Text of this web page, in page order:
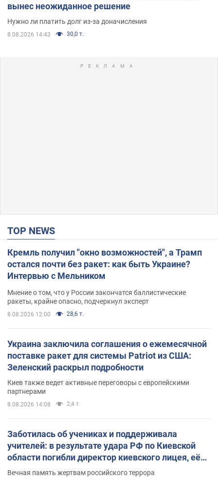
вынес неожиданное решение
Нужно ли платить долг из-за доначисления
8.08.2026 14:43 30,0 т.
TOP NEWS
Кремль получил "окно возможностей", а Трамп
остался почти без ракет: как быть Украине?
Интервью с Мельником
Мнение о том, что у России закончатся баллистические
ракеты, крайне опасно, подчеркнул эксперт
8.08.2026 12:00 28,6 т.
Украина заключила соглашения о ежемесячной
поставке ракет для системы Patriot из США:
Зеленский раскрыл подробности
Киев также ведет активные переговоры с европейскими
партнерами
8.08.2026 14:08 2,4 т.
Заботилась об учениках и поддерживала
учителей: в результате удара РФ по Киевской
области погибли директор киевского лицея, её
муж и внук
Вечная память жертвам российского террора